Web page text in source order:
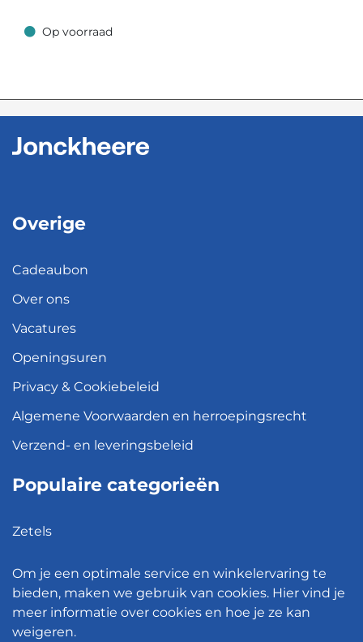
Op voorraad
Op voorraad
Overige
Cadeaubon
Over ons
Vacatures
Openingsuren
Privacy & Cookiebeleid
Algemene Voorwaarden en herroepingsrecht
Verzend- en leveringsbeleid
Populaire categorieën
Zetels
Hanglampen
Bureaustoelen
Om je een optimale service en winkelervaring te
bieden, maken we gebruik van cookies. Hier vind je
meer informatie over cookies en hoe je ze kan
weigeren.